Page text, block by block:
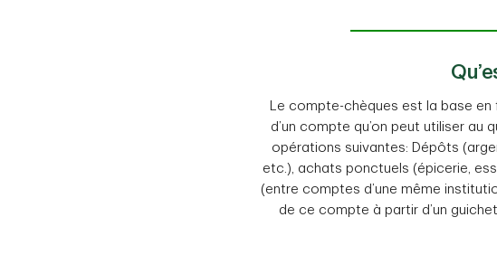
Le compte-chèques est la base
d’un compte qu’on peut utiliser
opérations suivantes: Dépôts
etc.), achats ponctuels (épicerie,
(entre comptes d’une même
de ce compte à partir d’un